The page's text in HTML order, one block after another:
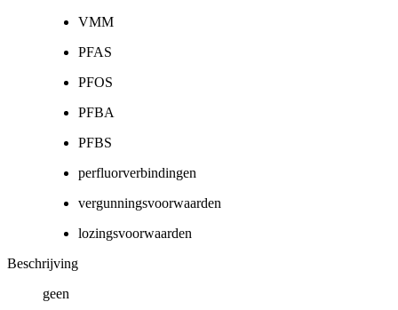
VMM
PFAS
PFOS
PFBA
PFBS
perfluorverbindingen
vergunningsvoorwaarden
lozingsvoorwaarden
Beschrijving
geen